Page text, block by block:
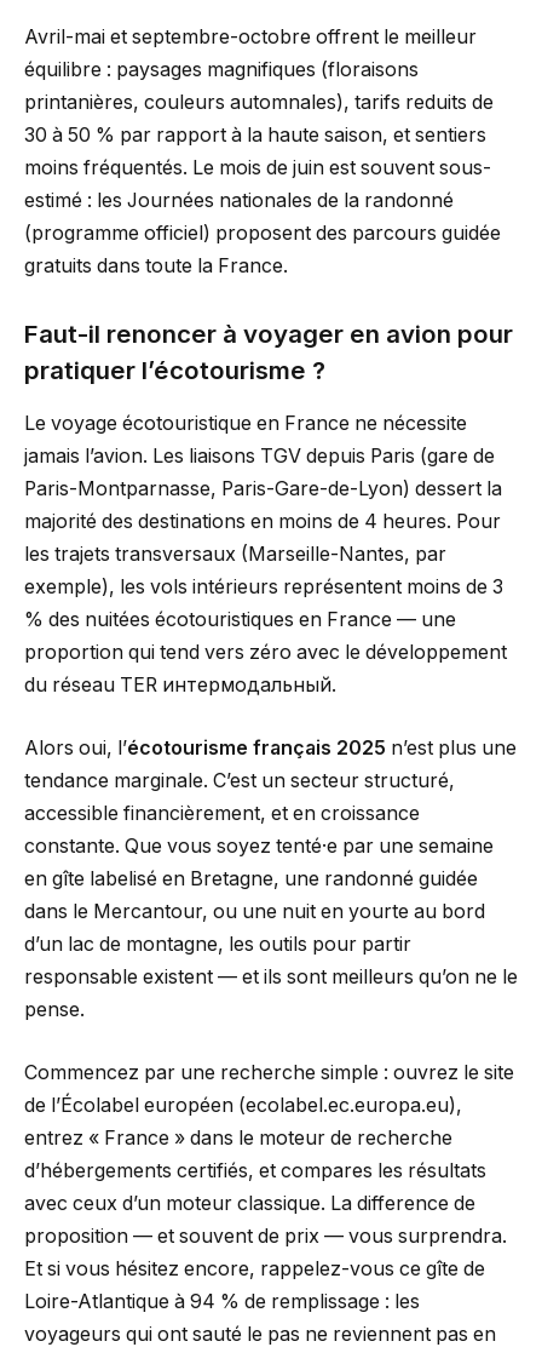
Avril-mai et septembre-octobre offrent le meilleur
équilibre : paysages magnifiques (floraisons
printanières, couleurs automnales), tarifs reduits de
30 à 50 % par rapport à la haute saison, et sentiers
moins fréquentés. Le mois de juin est souvent sous-
estimé : les Journées nationales de la randonné
(programme officiel) proposent des parcours guidée
gratuits dans toute la France.
Faut-il renoncer à voyager en avion pour
pratiquer l’écotourisme ?
Le voyage écotouristique en France ne nécessite
jamais l’avion. Les liaisons TGV depuis Paris (gare de
Paris-Montparnasse, Paris-Gare-de-Lyon) dessert la
majorité des destinations en moins de 4 heures. Pour
les trajets transversaux (Marseille-Nantes, par
exemple), les vols intérieurs représentent moins de 3
% des nuitées écotouristiques en France — une
proportion qui tend vers zéro avec le développement
du réseau TER интермодальный.
Alors oui, l’écotourisme français 2025 n’est plus une
tendance marginale. C’est un secteur structuré,
accessible financièrement, et en croissance
constante. Que vous soyez tenté·e par une semaine
en gîte labelisé en Bretagne, une randonné guidée
dans le Mercantour, ou une nuit en yourte au bord
d’un lac de montagne, les outils pour partir
responsable existent — et ils sont meilleurs qu’on ne le
pense.
Commencez par une recherche simple : ouvrez le site
de l’Écolabel européen (ecolabel.ec.europa.eu),
entrez « France » dans le moteur de recherche
d’hébergements certifiés, et compares les résultats
avec ceux d’un moteur classique. La difference de
proposition — et souvent de prix — vous surprendra.
Et si vous hésitez encore, rappelez-vous ce gîte de
Loire-Atlantique à 94 % de remplissage : les
voyageurs qui ont sauté le pas ne reviennent pas en